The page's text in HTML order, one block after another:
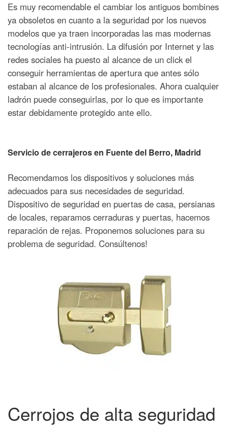
Es muy recomendable el cambiar los antiguos bombines
ya obsoletos en cuanto a la seguridad por los nuevos
modelos que ya traen incorporadas las mas modernas
tecnologías anti-intrusión. La difusión por Internet y las
redes sociales ha puesto al alcance de un click el
conseguir herramientas de apertura que antes sólo
estaban al alcance de los profesionales. Ahora cualquier
ladrón puede conseguirlas, por lo que es importante
estar debidamente protegido ante ello.
Servicio de cerrajeros en Fuente del Berro, Madrid
Recomendamos los dispositivos y soluciones más
adecuados para sus necesidades de seguridad.
Dispositivo de seguridad en puertas de casa, persianas
de locales, reparamos cerraduras y puertas, hacemos
reparación de rejas. Proponemos soluciones para su
problema de seguridad. Consúltenos!
Cerrojos de alta seguridad